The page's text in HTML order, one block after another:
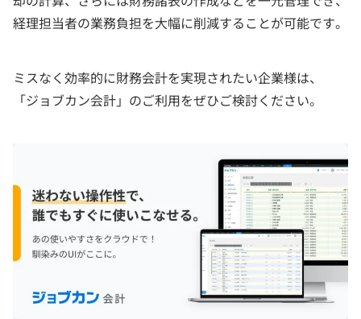
経理担当者の業務負担を大幅に削減することが可能です。
ミスなく効率的に財務会計を実現されたい企業様は、
「ジョブカン会計」のご利用をぜひご検討ください。